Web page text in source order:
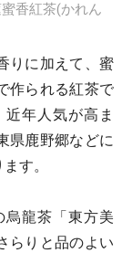
香紅茶(かれん
りに加えて、蜜
作られる紅茶で
年人気が高ま
県鹿野郷などに
す。
烏龍茶「東方美
らりと品のよい